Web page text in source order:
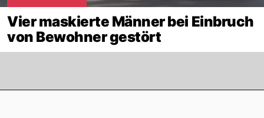
Vier maskierte Männer bei Einbruch
von Bewohner gestört